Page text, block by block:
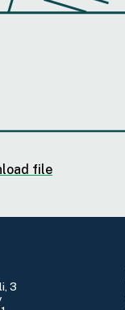
file
3